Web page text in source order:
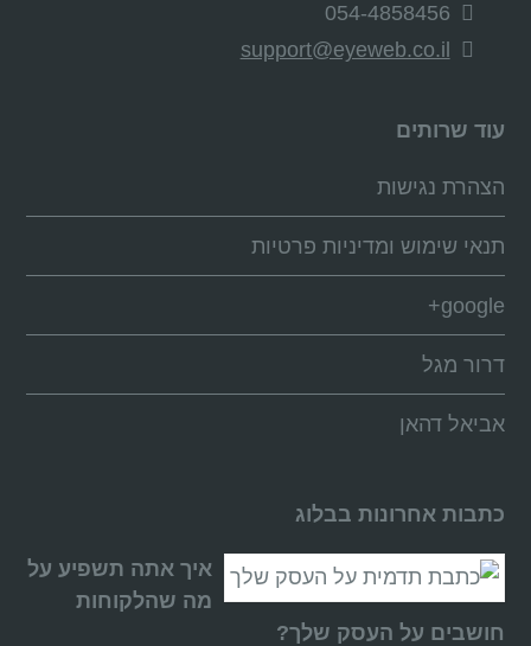
054-4858456
support@eyeweb.co.il
עוד שרותים
הצהרת נגישות
תנאי שימוש ומדיניות פרטיות
google+
דרור מגל
אביאל דהאן
כתבות אחרונות בבלוג
איך אתה תשפיע על
מה שהלקוחות
חושבים על העסק שלך?